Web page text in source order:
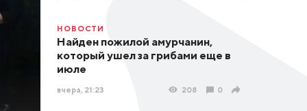
НОВОСТИ
Найден пожилой амурчанин,
который ушел за грибами еще в
июле
вчера, 21:23 208 0